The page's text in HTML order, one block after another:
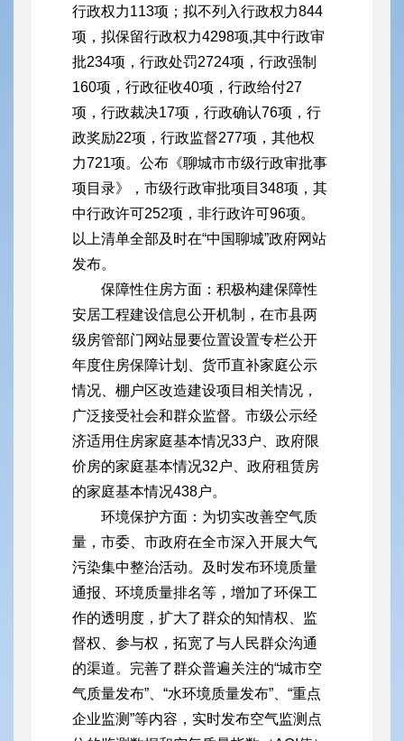
行政权力113项；拟不列入行政权力844
项，拟保留行政权力4298项,其中行政审
批234项，行政处罚2724项，行政强制
160项，行政征收40项，行政给付27
项，行政裁决17项，行政确认76项，行
政奖励22项，行政监督277项，其他权
力721项。公布《聊城市市级行政审批事
项目录》，市级行政审批项目348项，其
中行政许可252项，非行政许可96项。
以上清单全部及时在“中国聊城”政府网站
发布。
保障性住房方面：积极构建保障性
安居工程建设信息公开机制，在市县两
级房管部门网站显要位置设置专栏公开
年度住房保障计划、货币直补家庭公示
情况、棚户区改造建设项目相关情况，
广泛接受社会和群众监督。市级公示经
济适用住房家庭基本情况33户、政府限
价房的家庭基本情况32户、政府租赁房
的家庭基本情况438户。
环境保护方面：为切实改善空气质
量，市委、市政府在全市深入开展大气
污染集中整治活动。及时发布环境质量
通报、环境质量排名等，增加了环保工
作的透明度，扩大了群众的知情权、监
督权、参与权，拓宽了与人民群众沟通
的渠道。完善了群众普遍关注的“城市空
气质量发布”、“水环境质量发布”、“重点
企业监测”等内容，实时发布空气监测点